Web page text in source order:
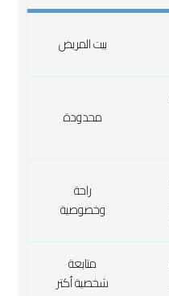
بيت المريض
محدودة
راحة
وخصوصية
متابعة
شخصية أكتر